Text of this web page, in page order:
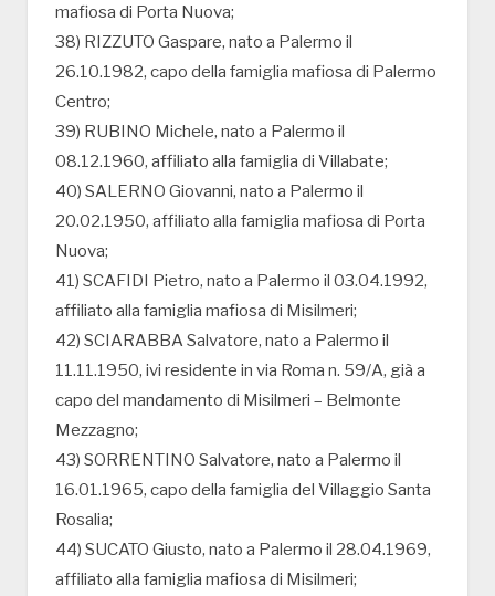
mafiosa di Porta Nuova;
38) RIZZUTO Gaspare, nato a Palermo il
26.10.1982, capo della famiglia mafiosa di Palermo
Centro;
39) RUBINO Michele, nato a Palermo il
08.12.1960, affiliato alla famiglia di Villabate;
40) SALERNO Giovanni, nato a Palermo il
20.02.1950, affiliato alla famiglia mafiosa di Porta
Nuova;
41) SCAFIDI Pietro, nato a Palermo il 03.04.1992,
affiliato alla famiglia mafiosa di Misilmeri;
42) SCIARABBA Salvatore, nato a Palermo il
11.11.1950, ivi residente in via Roma n. 59/A, già a
capo del mandamento di Misilmeri – Belmonte
Mezzagno;
43) SORRENTINO Salvatore, nato a Palermo il
16.01.1965, capo della famiglia del Villaggio Santa
Rosalia;
44) SUCATO Giusto, nato a Palermo il 28.04.1969,
affiliato alla famiglia mafiosa di Misilmeri;